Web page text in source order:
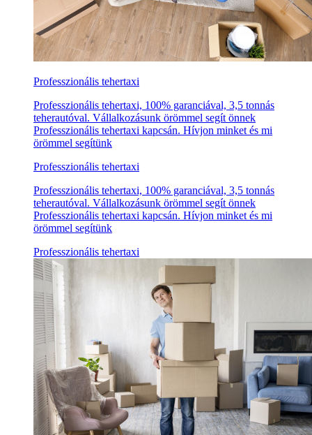
Professzionális tehertaxi
Professzionális tehertaxi, 100% garanciával, 3,5 tonnás
teherautóval. Vállalkozásunk örömmel segít önnek
Professzionális tehertaxi kapcsán. Hívjon minket és mi
örömmel segítünk
Professzionális tehertaxi
Professzionális tehertaxi, 100% garanciával, 3,5 tonnás
teherautóval. Vállalkozásunk örömmel segít önnek
Professzionális tehertaxi kapcsán. Hívjon minket és mi
örömmel segítünk
Professzionális tehertaxi